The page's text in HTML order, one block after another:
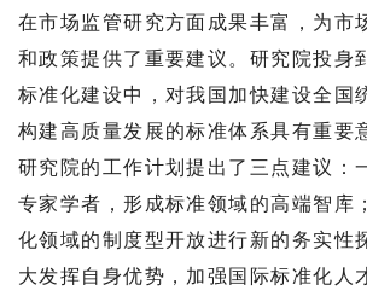
在市场监管研究方面成果丰富，为市
和政策提供了重要建议。研究院投身
标准化建设中，对我国加快建设全国
构建高质量发展的标准体系具有重要
研究院的工作计划提出了三点建议：
专家学者，形成标准领域的高端智库
化领域的制度型开放进行新的务实性
大发挥自身优势，加强国际标准化人